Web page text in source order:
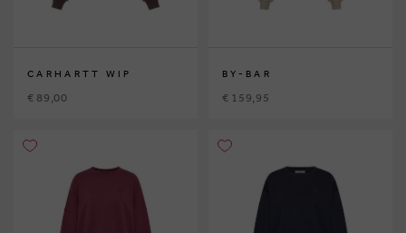
CARHARTT WIP
€ 89,00
BY-BAR
€ 159,95